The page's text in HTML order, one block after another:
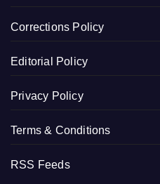
Corrections Policy
Editorial Policy
Privacy Policy
Terms & Conditions
RSS Feeds